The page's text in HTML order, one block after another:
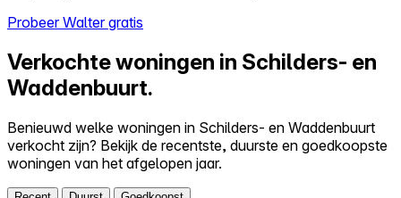
Probeer Walter gratis
Verkochte woningen in Schilders- en
Waddenbuurt.
Benieuwd welke woningen in Schilders- en Waddenbuurt
verkocht zijn? Bekijk de recentste, duurste en goedkoopste
woningen van het afgelopen jaar.